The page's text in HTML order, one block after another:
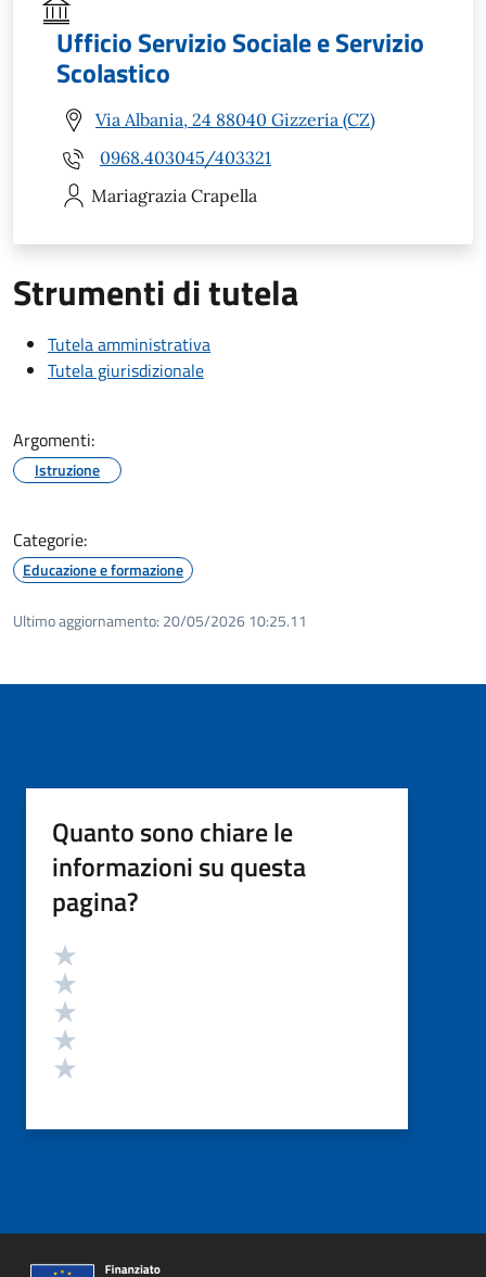
Ufficio Servizio Sociale e Servizio
Scolastico
Via Albania, 24 88040 Gizzeria (CZ)
0968.403045/403321
Mariagrazia Crapella
Strumenti di tutela
Tutela amministrativa
Tutela giurisdizionale
Argomenti:
Istruzione
Categorie:
Educazione e formazione
Ultimo aggiornamento: 20/05/2026 10:25.11
Quanto sono chiare le
informazioni su questa
pagina?
Valutazione